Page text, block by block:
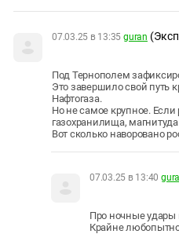
07.03.25 в 13:35 guran
Под Тернополем
Это завершило свой путь
Нафтогаза.
Но не самое крупное.
газохранилища,
Вот сколько наворовано
07.03.25 в 13:40
Про ночные удары
Крайне любопытно